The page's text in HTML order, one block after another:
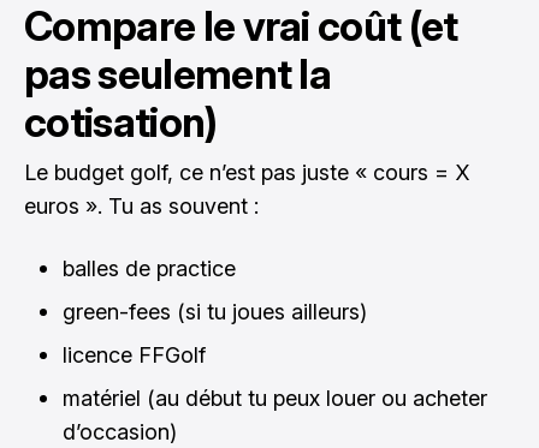
Compare le vrai coût (et
pas seulement la
cotisation)
Le budget golf, ce n’est pas juste « cours = X
euros ». Tu as souvent :
balles de practice
green-fees (si tu joues ailleurs)
licence FFGolf
matériel (au début tu peux louer ou acheter
d’occasion)